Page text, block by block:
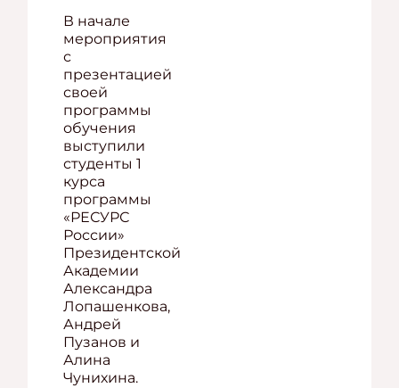
В начале
мероприятия
с
презентацией
своей
программы
обучения
выступили
студенты 1
курса
программы
«РЕСУРС
России»
Президентской
Академии
Александра
Лопашенкова,
Андрей
Пузанов и
Алина
Чунихина.